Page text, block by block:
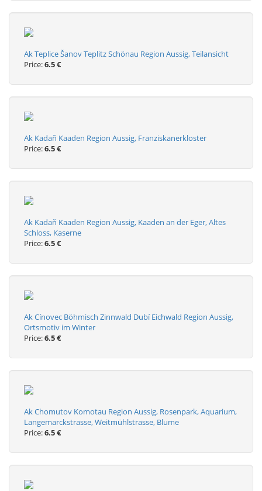
Ak Teplice Šanov Teplitz Schönau Region Aussig, Teilansicht
Price:6.5 €
Ak Kadaň Kaaden Region Aussig, Franziskanerkloster
Price:6.5 €
Ak Kadaň Kaaden Region Aussig, Kaaden an der Eger, Altes
Schloss, Kaserne
Price:6.5 €
Ak Cínovec Böhmisch Zinnwald Dubí Eichwald Region Aussig,
Ortsmotiv im Winter
Price:6.5 €
Ak Chomutov Komotau Region Aussig, Rosenpark, Aquarium,
Langemarckstrasse, Weitmühlstrasse, Blume
Price:6.5 €